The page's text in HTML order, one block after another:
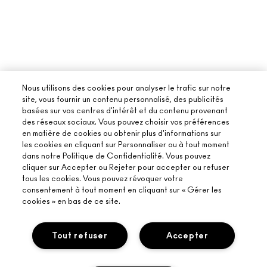
Nous utilisons des cookies pour analyser le trafic sur notre
site, vous fournir un contenu personnalisé, des publicités
basées sur vos centres d'intérêt et du contenu provenant
des réseaux sociaux. Vous pouvez choisir vos préférences
en matière de cookies ou obtenir plus d'informations sur
les cookies en cliquant sur Personnaliser ou à tout moment
dans notre Politique de Confidentialité. Vous pouvez
cliquer sur Accepter ou Rejeter pour accepter ou refuser
tous les cookies. Vous pouvez révoquer votre
consentement à tout moment en cliquant sur « Gérer les
cookies » en bas de ce site.
Accepter
Tout refuser